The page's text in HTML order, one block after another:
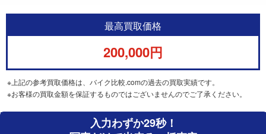
最高買取価格
200,000円
※上記の参考買取価格は、バイク比較.comの過去の買取実績です。
※お客様の買取金額を保証するものではございませんのでご了承ください。
入力わずか29秒！